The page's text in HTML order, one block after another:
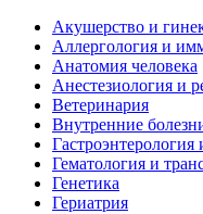
Акушерство и
Аллергология и
Анатомия человека
Анестезиология и
Ветеринария
Внутренние
Гастроэнтерология
Гематология и
Генетика
Гериатрия